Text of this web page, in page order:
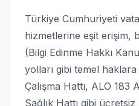
Türkiye Cumhuriyeti
hizmetlerine eşit erişim,
(Bilgi Edinme Hakkı
yolları gibi temel
Çalışma Hattı, ALO 183
Sağlık Hattı gibi